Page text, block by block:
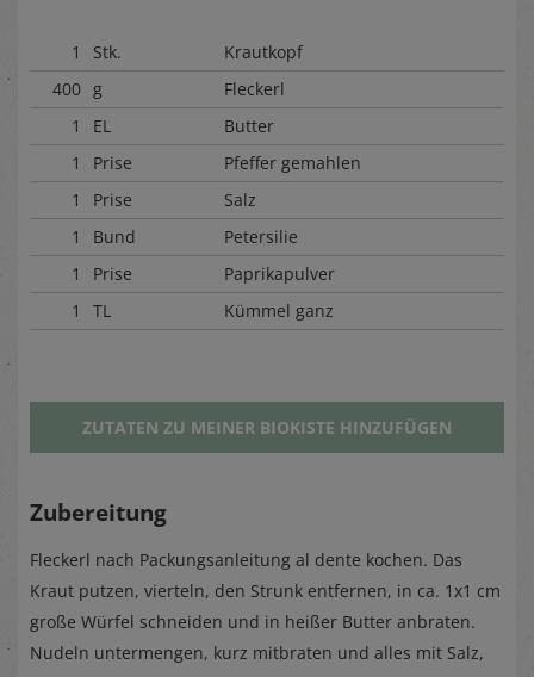
1 Stk.
Krautkopf
400 g
Fleckerl
1
EL
Butter
1
Prise
Pfeffer gemahlen
1
Prise
Salz
1
Bund
Petersilie
1
Prise
Paprikapulver
1
TL Kümmel ganz
ZUTATEN ZU MEINER BIOKISTE HINZUFÜGEN
Zubereitung
Fleckerl nach Packungsanleitung al dente kochen. Das
Kraut putzen, vierteln, den Strunk entfernen, in ca. 1x1 cm
große Würfel schneiden und in heißer Butter anbraten.
Nudeln untermengen, kurz mitbraten und alles mit Salz,